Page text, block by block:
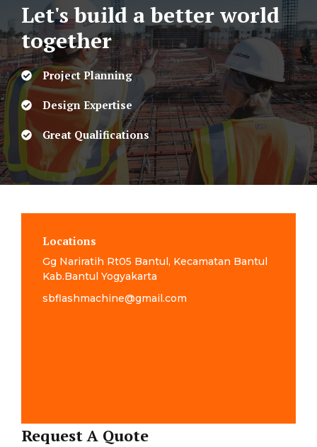
Let's build a better world
together
Project Planning
Design Expertise
Great Qualifications
Locations
Gg Nariratih Rt05 Bantul, Kecamatan Bantul
Kab.Bantul Yogyakarta
sbflashmachine@gmail.com
Request A Quote